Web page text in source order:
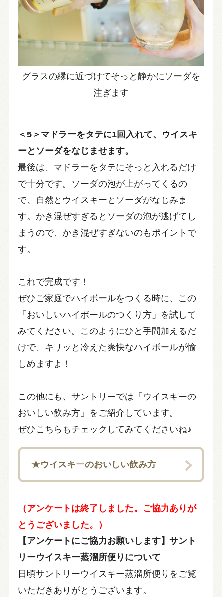
グラスの縁に近づけてそっと静かにソーダを
注ぎます
＜5＞マドラーをタテに1回入れて、ウイスキ
ーとソーダをなじませます。
最後は、マドラーをタテにそっと入れるだけ
で十分です。ソーダの泡が上がってくるの
で、自然とウイスキーとソーダがなじみま
す。かき混ぜすぎるとソーダの泡が逃げてし
まうので、かき混ぜすぎないのもポイントで
す。
これで完成です！
ぜひご家庭でハイボールをつくる時に、この
「おいしいハイボールのつくり方」を試して
みてください。このようにひと手間加えるだ
けで、キリッと冷えた爽快なハイボールが愉
しめますよ！
この他にも、サントリーでは「ウイスキーの
おいしい飲み方」をご紹介しています。
ぜひこちらもチェックしてみてくださいね♪
★ウイスキーのおいしい飲み方
（アンケートは終了しました。ご協力ありが
とうございました。）
【アンケートにご協力お願いします】サント
リーウイスキー蒸溜所便りについて
日頃サントリーウイスキー蒸溜所便りをご覧
いただきありがとうございます。